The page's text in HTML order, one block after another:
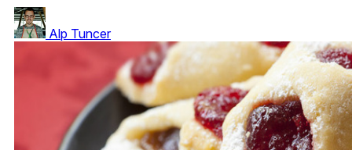
Alp Tuncer